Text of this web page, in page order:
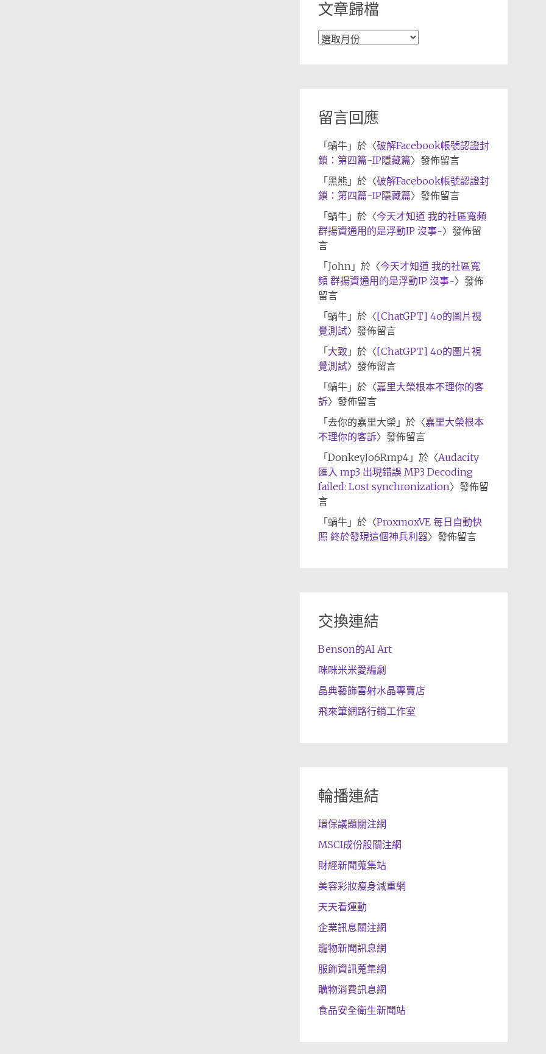
文章歸檔
文
留言回應
「 蝸牛」於〈破解Facebook帳號認證封
鎖：第四篇-IP隱藏篇〉發佈留言
「 黑熊 」於〈破解Facebook帳號認證封
鎖：第四篇-IP隱藏篇〉發佈留言
「 蝸牛」於〈今天才知道 我的社區寬頻
群揚資通用的是浮動IP 沒事~〉發佈留
言
「 John」於〈今天才知道 我的社區寬
頻 群揚資通用的是浮動IP 沒事~〉發佈
留言
「 蝸牛」於〈[ChatGPT] 4o的圖片視
覺測試〉發佈留言
「 大致 」於〈[ChatGPT] 4o的圖片視
覺測試〉發佈留言
「 蝸牛」於〈嘉里大榮根本不理你的客
訴〉發佈留言
「 去你的嘉里大榮 」於〈嘉里大榮根本
不理你的客訴〉發佈留言
「 DonkeyJo6Rmp4」於〈Audacity
匯入 mp3 出現錯誤 MP3 Decoding
failed: Lost synchronization〉發佈留
言
「 蝸牛」於〈ProxmoxVE 每日自動快
照 終於發現這個神兵利器〉發佈留言
交換連結
Benson的AI Art
咪咪米米愛編劇
晶典藝飾雷射水晶專賣店
飛來筆網路行銷工作室
輪播連結
環保議題關注網
MSCI成份股關注網
財經新聞蒐集站
美容彩妝瘦身減重網
天天看運動
企業訊息關注網
寵物新聞訊息網
服飾資訊蒐集網
購物消費訊息網
食品安全衛生新聞站